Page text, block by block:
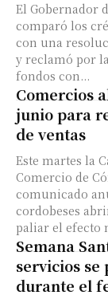
El Gobernador
comparó los
con una
y reclamó por
fondos con...
Comercios
junio para
de ventas
Este martes la
Comercio de
comunicado
cordobeses
paliar el efecto
Semana
servicios se
durante el